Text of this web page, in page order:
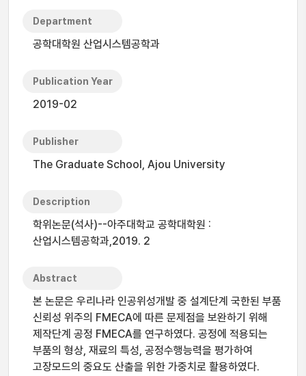
Department
공학대학원 산업시스템공학과
Publication Year
2019-02
Publisher
The Graduate School, Ajou University
Description
학위논문(석사)--아주대학교 공학대학원 :
산업시스템공학과,2019. 2
Abstract
본 논문은 우리나라 인공위성개발 중 설계단계 국한된 부품
신뢰성 위주의 FMECA에 따른 문제점을 보완하기 위해
제작단계 공정 FMECA를 연구하였다. 공정에 적용되는
부품의 형상, 재료의 특성, 공정수행능력을 평가하여
고장모드의 중요도 산출을 위한 가중치로 활용하였다.